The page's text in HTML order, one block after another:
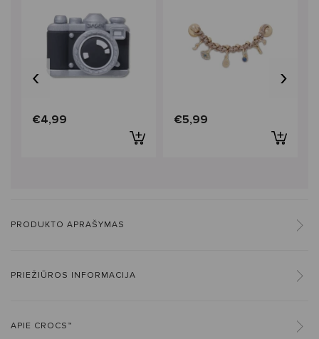
€4,99 €5,99
‹ ›
PRODUKTO APRAŠYMAS
PRIEŽIŪROS INFORMACIJA
APIE CROCS™